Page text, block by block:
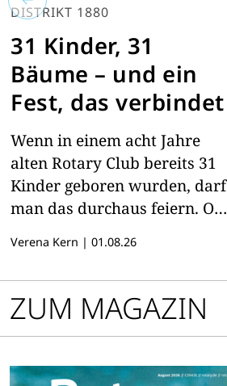
DISTRIKT 1880
31 Kinder, 31
Bäume – und ein
Fest, das verbindet
Wenn in einem acht Jahre
alten Rotary Club bereits 31
Kinder geboren wurden, darf
man das durchaus feiern. Ob
ist? – Bemerkenswert ist es
allemal.
Verena Kern | 01.08.26
ZUM MAGAZIN